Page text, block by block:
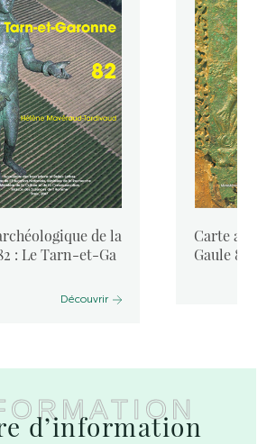
de la
: Le Tarn-et-Ga
Découvrir
Carte
Gaule 81 :
d’information